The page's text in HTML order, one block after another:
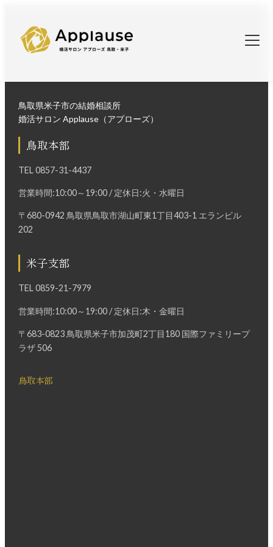
鳥取県米子市の結婚相談所
婚活サロン Applause（アプローズ）
鳥取本部
TEL 0857-31-4437
営業時間:10:00～19:00 / 定休日:火・水曜日
〒680-0942 鳥取県鳥取市湖山町東1丁目403-1 エランビル
202
米子支部
TEL 0859-21-7979
営業時間:10:00～19:00 / 定休日:木・金曜日
〒683-0823 鳥取県米子市加茂町2丁目180 国際ファミリープ
ラザ 506
鳥取本部